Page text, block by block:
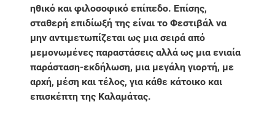
ηθικό και φιλοσοφικό επίπεδο. Επίσης,
σταθερή επιδίωξή της είναι το Φεστιβάλ να
μην αντιμετωπίζεται ως μια σειρά από
μεμονωμένες παραστάσεις αλλά ως μια ενιαία
παράσταση-εκδήλωση, μια μεγάλη γιορτή, με
αρχή, μέση και τέλος, για κάθε κάτοικο και
επισκέπτη της Καλαμάτας.